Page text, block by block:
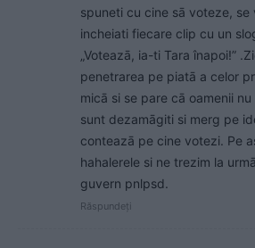
spuneti cu cine sā voteze, se
incheiati fiecare clip cu un
„Voteazā, ia-ti Tara înapoi!”
penetrarea pe piatā a celor
micā si se pare cā oamenii nu
sunt dezamāgiti si merg pe
conteazā pe cine votezi. Pe
hahalerele si ne trezim la
guvern pnlpsd.
Răspundeți